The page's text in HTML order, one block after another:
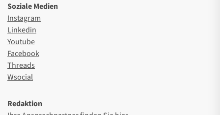
Soziale Medien
Instagram
Linkedin
Youtube
Facebook
Threads
Wsocial
Redaktion